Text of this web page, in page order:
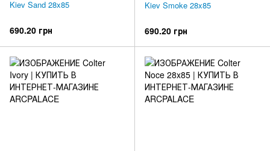
Kiev Sand 28x85
690.20 грн
Kiev Smoke 28x85
690.20 грн